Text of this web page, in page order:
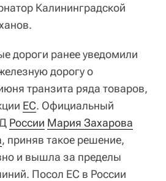
Калининградской
дороги ранее уведомили
дорогу о
транзита ряда товаров,
ЕС. Официальный
России Мария Захарова
, приняв такое решение,
и вышла за пределы
Посол ЕС в России